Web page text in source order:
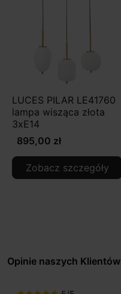
LUCES PILAR LE41760
lampa wisząca złota
3xE14
895,00 zł
Zobacz szczegóły
Opinie naszych Klientów